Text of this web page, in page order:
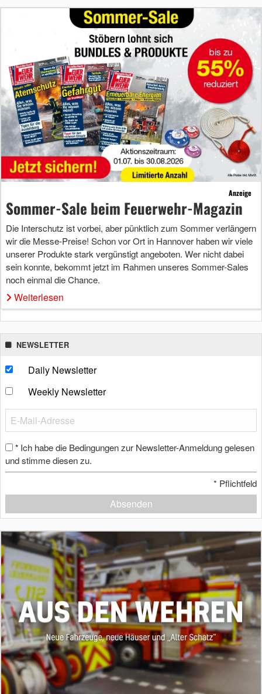
Anzeige
Sommer-Sale beim Feuerwehr-Magazin
Die Interschutz ist vorbei, aber pünktlich zum Sommer verlängern
wir die Messe-Preise! Schon vor Ort in Hannover haben wir viele
unserer Produkte stark vergünstigt angeboten. Wer nicht dabei
sein konnte, bekommt jetzt im Rahmen unseres Sommer-Sales
noch einmal die Chance.
Weiterlesen
NEWSLETTER
Daily Newsletter
Weekly Newsletter
* Ich habe die Bedingungen zur Newsletter-Anmeldung gelesen
und stimme diesen zu.
* Pflichtfeld
Absenden